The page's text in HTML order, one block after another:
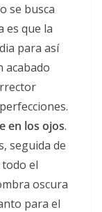
se busca
es que la
para así
acabado
en los ojos.
seguida de
el
oscura
para el